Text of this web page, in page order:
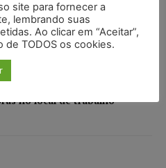
CBS na compra de veículos
e autistas de todos os
no local de trabalho
site para fornecer a
lembrando suas
Ao clicar em “Aceitar”,
de TODOS os cookies.